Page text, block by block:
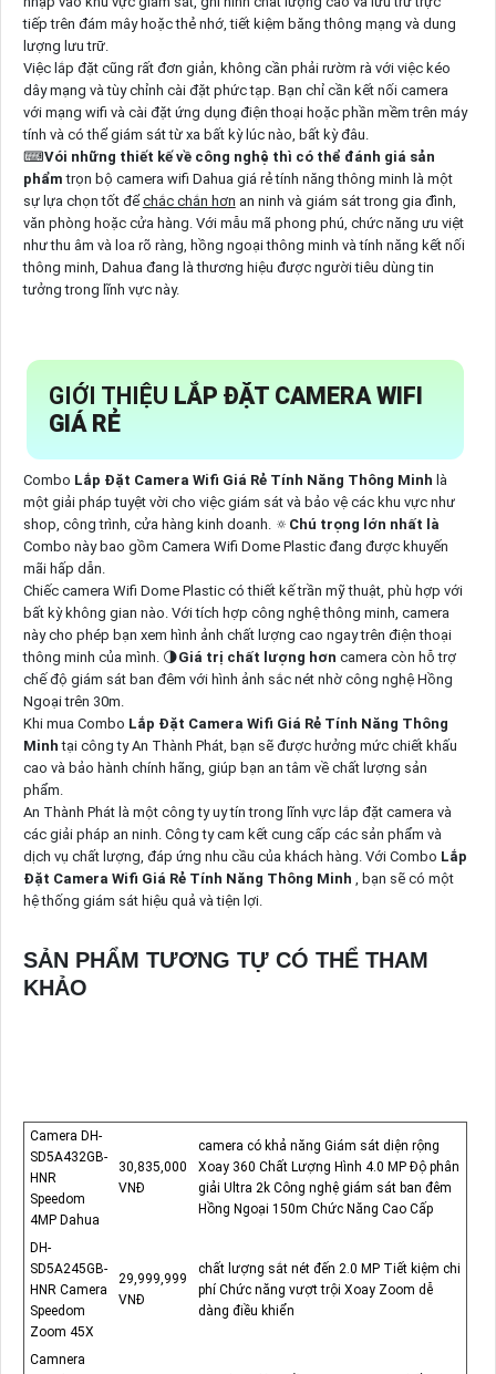
tiếp trên đám mây hoặc thẻ nhớ, tiết kiệm băng thông mạng và dung
lượng lưu trữ.
Việc lắp đặt cũng rất đơn giản, không cần phải rườm rà với việc kéo
dây mạng và tùy chỉnh cài đặt phức tạp. Bạn chỉ cần kết nối camera
với mạng wifi và cài đặt ứng dụng điện thoại hoặc phần mềm trên máy
tính và có thể giám sát từ xa bất kỳ lúc nào, bất kỳ đâu.
⌨Vói những thiết kế về công nghệ thì có thể đánh giá sản
phẩmtrọn bộ camera wifi Dahua giá rẻ tính năng thông minh là một
sự lựa chọn tốt để chắc chắn hơn an ninh và giám sát trong gia đình,
văn phòng hoặc cửa hàng. Với mẫu mã phong phú, chức năng ưu việt
như thu âm và loa rõ ràng, hồng ngoại thông minh và tính năng kết nối
thông minh, Dahua đang là thương hiệu được người tiêu dùng tin
tưởng trong lĩnh vực này.
GIỚI THIỆU LẮP ĐẶT CAMERA WIFI
GIÁ RẺ
Combo Lắp Đặt Camera Wifi Giá Rẻ Tính Năng Thông Minh là
một giải pháp tuyệt vời cho việc giám sát và bảo vệ các khu vực như
shop, công trình, cửa hàng kinh doanh. 🔅 Chú trọng lớn nhất là
Combo này bao gồm Camera Wifi Dome Plastic đang được khuyến
mãi hấp dẫn.
Chiếc camera Wifi Dome Plastic có thiết kế trần mỹ thuật, phù hợp với
bất kỳ không gian nào. Với tích hợp công nghệ thông minh, camera
này cho phép bạn xem hình ảnh chất lượng cao ngay trên điện thoại
thông minh của mình. 🌗Giá trị chất lượng hơn camera còn hỗ trợ
chế độ giám sát ban đêm với hình ảnh sắc nét nhờ công nghệ Hồng
Ngoại trên 30m.
Khi mua Combo Lắp Đặt Camera Wifi Giá Rẻ Tính Năng Thông
Minhtại công ty An Thành Phát, bạn sẽ được hưởng mức chiết khấu
cao và bảo hành chính hãng, giúp bạn an tâm về chất lượng sản
phẩm.
An Thành Phát là một công ty uy tín trong lĩnh vực lắp đặt camera và
các giải pháp an ninh. Công ty cam kết cung cấp các sản phẩm và
dịch vụ chất lượng, đáp ứng nhu cầu của khách hàng. Với Combo Lắp
Đặt Camera Wifi Giá Rẻ Tính Năng Thông Minh , bạn sẽ có một
hệ thống giám sát hiệu quả và tiện lợi.
SẢN PHẨM TƯƠNG TỰ CÓ THỂ THAM
KHẢO
Camera DH-
SD5A432GB-
HNR
Speedom
4MP Dahua
30,835,000
VNĐ
camera có khả năng Giám sát diện rộng
Xoay 360 Chất Lượng Hình 4.0 MP Độ phân
giải Ultra 2k Công nghệ giám sát ban đêm
Hồng Ngoại 150m Chức Năng Cao Cấp
DH-
SD5A245GB-
HNR Camera
Speedom
Zoom 45X
29,999,999
VNĐ
chất lượng sắt nét đến 2.0 MP Tiết kiệm chi
phí Chức năng vượt trội Xoay Zoom dễ
dàng điều khiển
Camnera